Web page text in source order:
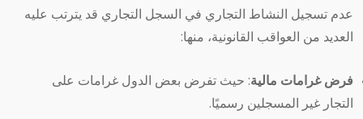
عدم تسجيل النشاط التجاري في السجل التجاري قد يترتب عليه
العديد من العواقب القانونية، منها:
فرض غرامات مالية: حيث تفرض بعض الدول غرامات على
التجار غير المسجلين رسميًا.